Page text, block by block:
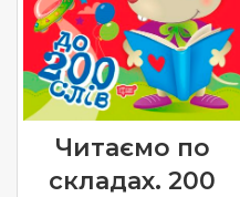
Читаємо по
складах. 200